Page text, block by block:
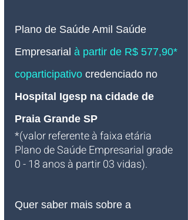
Plano de Saúde Amil Saúde
Empresarial à partir de R$ 577,90*
coparticipativo credenciado no
Hospital Igesp na cidade de
Praia Grande SP
*(valor referente à faixa etária
Plano de Saúde Empresarial grade
0 - 18 anos à partir 03 vidas).
Quer saber mais sobre a